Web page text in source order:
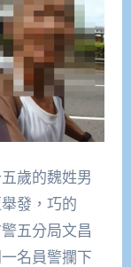
歲的魏姓男
發，巧的
五分局文昌
名員警攔下